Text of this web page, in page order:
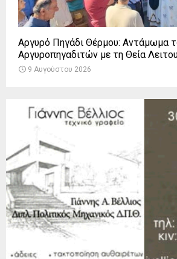
Αργυρό Πηγάδι Θέρμου: Αντάμωμα
Αργυροπηγαδιτών με τη Θεία
9 Αυγούστου 2026